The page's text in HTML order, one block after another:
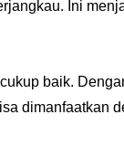
Ini
baik.
dimanfaatkan